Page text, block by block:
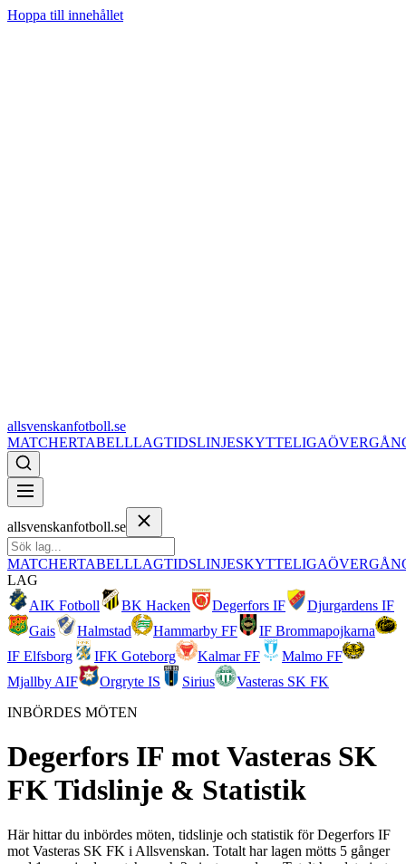
Hoppa till innehållet
allsvenskanfotboll.se
MATCHERTABELLLAGTIDSLINJESKYTTELIGA
allsvenskanfotboll.se
MATCHERTABELLLAGTIDSLINJESKYTTELIGA
LAG
AIK Fotboll
BK Hacken Degerfors IF
Djurgardens IF
Gais
Halmstad Hammarby FF
IF Brommapojkarna
IF Elfsborg
IFK Goteborg Kalmar FF
Malmo FF
Mjallby AIF
Orgryte IS Sirius
Vasteras SK FK
INBÖRDES MÖTEN
Degerfors IF motVasteras SK
FKTidslinje & Statistik
Här hittar du inbördes möten, tidslinje och statistik för Degerfors IF
mot Vasteras SK FK i Allsvenskan. Totalt har lagen mötts 5 gånger